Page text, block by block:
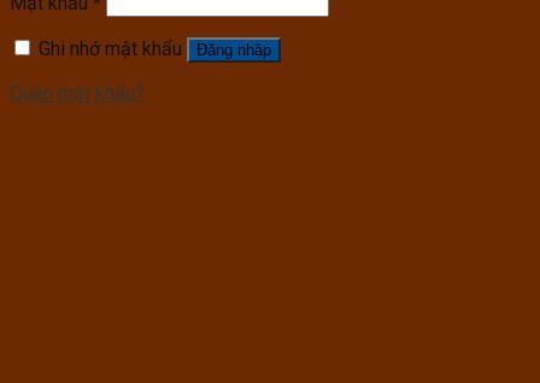
Ghi nhớ mật khẩu
Đăng nhập
Quên mật khẩu?